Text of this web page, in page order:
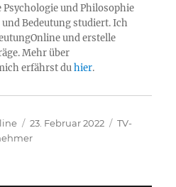
und Philosophie
Bedeutung studiert. Ich
und erstelle
Mehr über
erfährst duhier.
Veröffentlicht
am
23. Februar 2022 Kategorien
TV-